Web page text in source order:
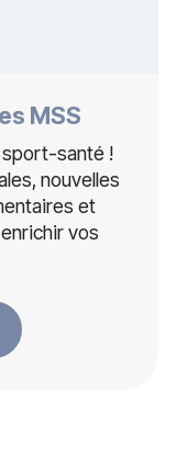
MSS
santé !
nouvelles
et
vos